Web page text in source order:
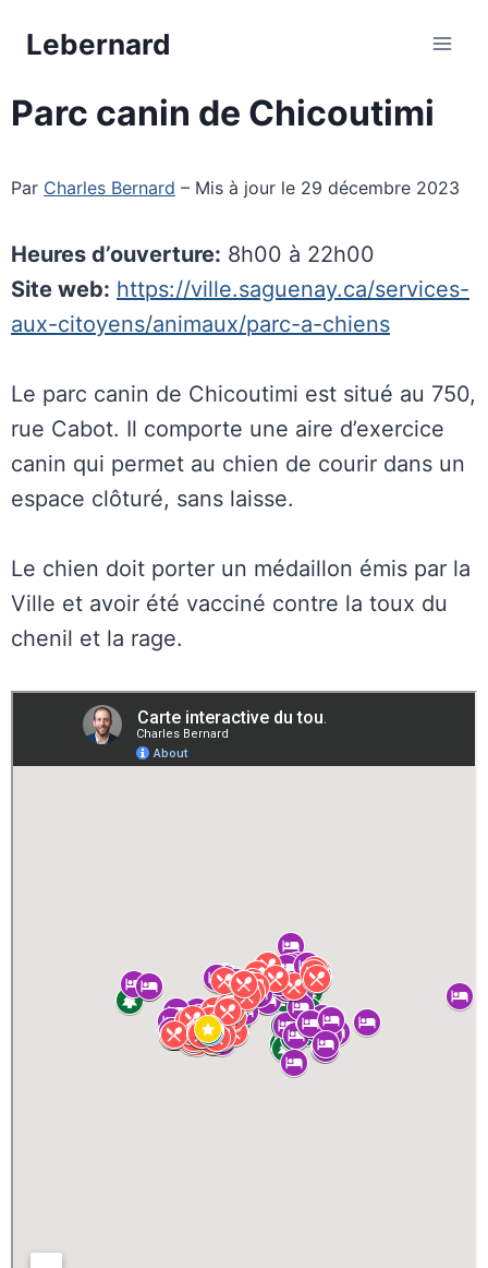
Lebernard
Parc canin de Chicoutimi
Par Charles Bernard – Mis à jour le 29 décembre 2023
Heures d’ouverture: 8h00 à 22h00
Site web: https://ville.saguenay.ca/services-
aux-citoyens/animaux/parc-a-chiens
Le parc canin de Chicoutimi est situé au 750,
rue Cabot. Il comporte une aire d’exercice
canin qui permet au chien de courir dans un
espace clôturé, sans laisse.
Le chien doit porter un médaillon émis par la
Ville et avoir été vacciné contre la toux du
chenil et la rage.